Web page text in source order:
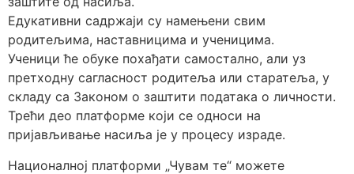
Едукативни садржаји су намењени свим
родитељима, наставницима и ученицима.
Ученици ће обуке похађати самостално, али уз
претходну сагласност родитеља или старатеља, у
складу са Законом о заштити података о личности.
Трећи део платформе који се односи на
пријављивање насиља је у процесу израде.
Националној платформи „Чувам те“ можете